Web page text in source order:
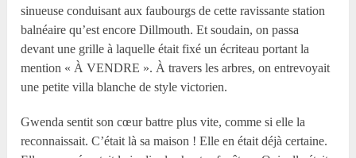
sinueuse conduisant aux faubourgs de cette ravissante station
balnéaire qu’est encore Dillmouth. Et soudain, on passa
devant une grille à laquelle était fixé un écriteau portant la
mention « À VENDRE ». À travers les arbres, on entrevoyait
une petite villa blanche de style victorien.
Gwenda sentit son cœur battre plus vite, comme si elle la
reconnaissait. C’était là sa maison ! Elle en était déjà certaine.